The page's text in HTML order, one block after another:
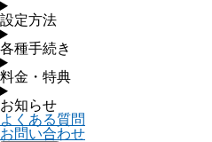
設定方法
各種手続き
料金・特典
お知らせ
よくある質問
お問い合わせ